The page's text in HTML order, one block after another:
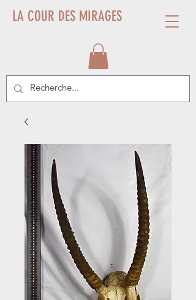
LA COUR DES MIRAGES